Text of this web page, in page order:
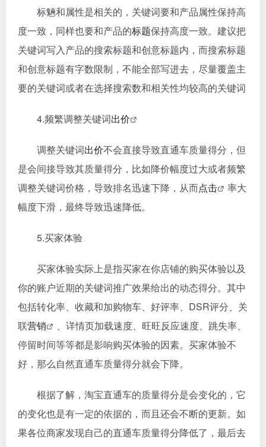
标魎和属性是相关的，关键词要和产品属性保持高
度一致，同样也要和产品的标题保持高度一致。建议把
关键词写入产品的搜索标题和创意标题内，而搜索标题
和创意标题有字数限制，不能全部写进去，尽量覆盖主
要的关键词或者在选择搜索数和相关性均较高的关键词
4.频繁调整关键词出价
调整关键词出价不会直接导致直通车质量得分，但
是会间接导致其质量得分，比如降价幅度过大或者频繁
调整关键词价格，导致排名迅速下降，从而点击
率大
幅度下滑，最终导致迅速降低。
5.买家体验
买家体验实际上是指买家在你店铺的购买体验以及
你的账户近期的关键词推广效果给出的动态得分。其中
包括转化率、收藏和加购物车、好评率、DSR评分、关
联营销
、详情页加载速度、旺旺反应速度、跳失率、
停留时间等等都是影响购买体验的因素。买家体验不
好，那么自然直通车质量得分就会下降。
根据了解，淘宝直通车的质量得分是会变化的，它
的变化也是有一定的依据的，而且还会不断的更新。如
果各位商家发现自己的直通车质量得分降低了，最后去